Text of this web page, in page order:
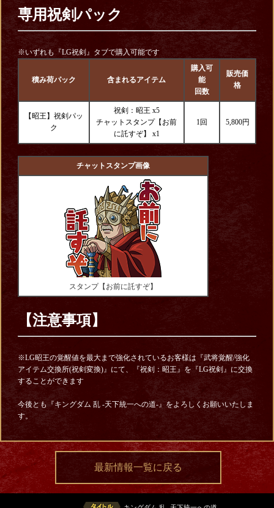
専用祝剣パック
※いずれも『LG祝剣』タブで購入可能です
積み荷パック 含まれるアイテム
購入可
能
回数
販売価
格
【昭王】祝剣パッ
ク
祝剣：昭王 x5
チャットスタンプ【お前
に託すぞ】
x1
1回 5,800円
チャットスタンプ画像
スタンプ【お前に託すぞ】
【注意事項】
※LG昭王の覚醒値を最大まで強化されているお客様は『武将覚醒/強化
アイテム交換所(祝剣変換)』にて、『祝剣：昭王』を『LG祝剣』に交換
することができます
今後とも『キングダム 乱 -天下統一への道-』をよろしくお願いいたしま
す。
最新情報一覧に戻る